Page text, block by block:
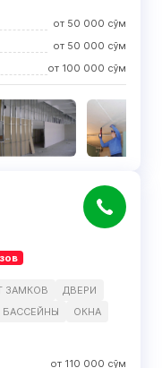
от 50 000 сўм
от 50 000 сўм
от 100 000 сўм
ЗАМКОВ
ДВЕРИ
БАССЕЙНЫ
ОКНА
от 110 000 сўм